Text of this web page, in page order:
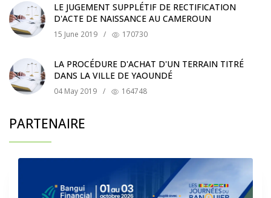
LE JUGEMENT SUPPLÉTIF DE RECTIFICATION
D'ACTE DE NAISSANCE AU CAMEROUN
15 June 2019 / 170730
LA PROCÉDURE D'ACHAT D'UN TERRAIN TITRÉ
DANS LA VILLE DE YAOUNDÉ
04 May 2019 / 164748
PARTENAIRE